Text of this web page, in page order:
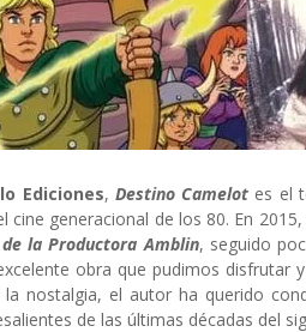
Ediciones, Destino Camelot es el
cine generacional de los 80. En
la Productora Amblin, seguido
obra que pudimos disfrutar
nostalgia, el autor ha querido
de las últimas décadas del